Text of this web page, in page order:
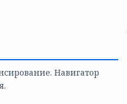
Навигатор